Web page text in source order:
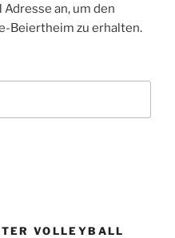
an, um den
Beiertheim zu erhalten.
VOLLEYBALL